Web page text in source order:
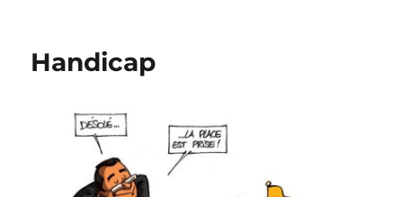
Handicap